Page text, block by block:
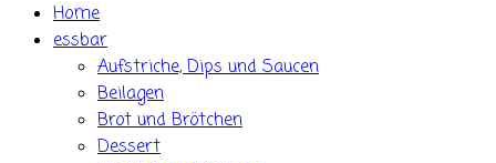
Home
essbar
Aufstriche, Dips und Saucen
Beilagen
Brot und Brötchen
Dessert